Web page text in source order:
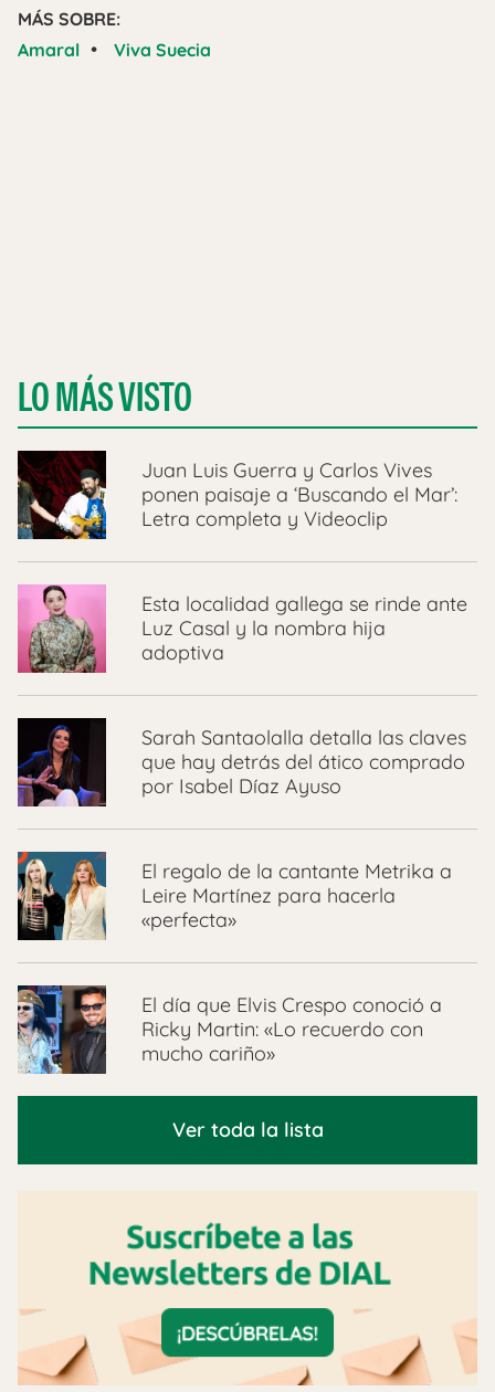
MÁS SOBRE:
Amaral • Viva Suecia
LO MÁS VISTO
Juan Luis Guerra y Carlos Vives
ponen paisaje a ‘Buscando el Mar’:
Letra completa y Videoclip
Esta localidad gallega se rinde ante
Luz Casal y la nombra hija
adoptiva
Sarah Santaolalla detalla las claves
que hay detrás del ático comprado
por Isabel Díaz Ayuso
El regalo de la cantante Metrika a
Leire Martínez para hacerla
«perfecta»
El día que Elvis Crespo conoció a
Ricky Martin: «Lo recuerdo con
mucho cariño»
Ver toda la lista